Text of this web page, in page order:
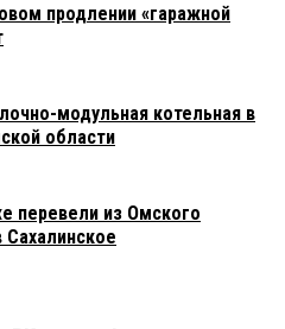
продлении «гаражной
модульная котельная в
области
перевели из Омского
Сахалинское